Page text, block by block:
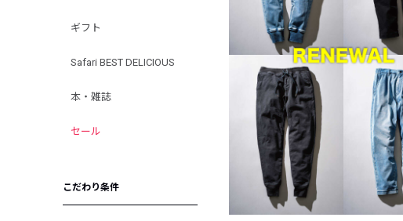
ギフト
Safari BEST DELICIOUS
本・雑誌
セール
こだわり条件